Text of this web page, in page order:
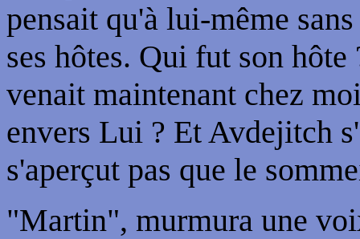
pensait qu'à lui-même
ses hôtes. Qui fut son
venait maintenant chez
envers Lui ? Et Avdejitch
s'aperçut pas que le
"Martin", murmura une